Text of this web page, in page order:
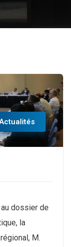
dossier de
la
M.